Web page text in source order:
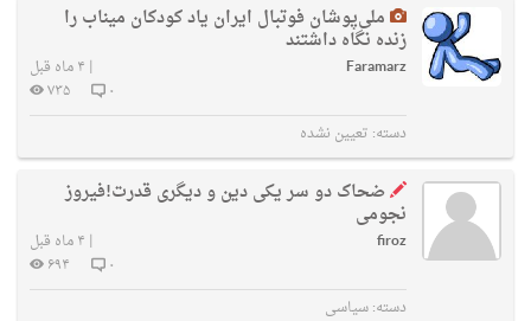
ملی‌پوشان فوتبال ایران یاد کودکان میناب را
زنده نگاه داشتند
Faramarz
| ۴ ماه قبل
۰
۷۳۵
دسته: تعیین نشده
ضحاک دو سر یکی دین و دیگری قدرت!فیروز
نجومی
firoz
| ۴ ماه قبل
۰
۶۹۴
دسته:سیاسی